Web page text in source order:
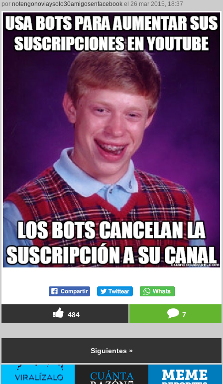
por notengonoviaysolo30amigosenfacebook el 26 mar 2015, 18:37
484 7
Siguientes »